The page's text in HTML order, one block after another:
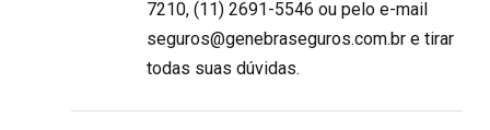
7210, (11) 2691-5546 ou pelo e-mail
seguros@genebraseguros.com.br e tirar
todas suas dúvidas.